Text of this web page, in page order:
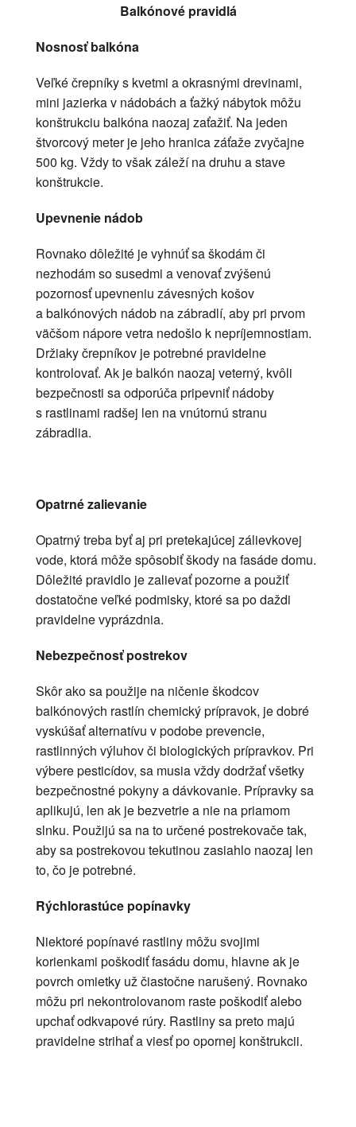
Balkónové pravidlá
Nosnosť balkóna
Veľké črepníky s kvetmi a okrasnými drevinami,
mini jazierka v nádobách a ťažký nábytok môžu
konštrukciu balkóna naozaj zaťažiť. Na jeden
štvorcový meter je jeho hranica záťaže zvyčajne
500 kg. Vždy to však záleží na druhu a stave
konštrukcie.
Upevnenie nádob
Rovnako dôležité je vyhnúť sa škodám či
nezhodám so susedmi a venovať zvýšenú
pozornosť upevneniu závesných košov
a balkónových nádob na zábradlí, aby pri prvom
väčšom nápore vetra nedošlo k nepríjemnostiam.
Držiaky črepníkov je potrebné pravidelne
kontrolovať. Ak je balkón naozaj veterný, kvôli
bezpečnosti sa odporúča pripevniť nádoby
s rastlinami radšej len na vnútornú stranu
zábradlia.
Opatrné zalievanie
Opatrný treba byť aj pri pretekajúcej zálievkovej
vode, ktorá môže spôsobiť škody na fasáde domu.
Dôležité pravidlo je zalievať pozorne a použiť
dostatočne veľké podmisky, ktoré sa po daždi
pravidelne vyprázdnia.
Nebezpečnosť postrekov
Skôr ako sa použije na ničenie škodcov
balkónových rastlín chemický prípravok, je dobré
vyskúšať alternatívu v podobe prevencie,
rastlinných výluhov či biologických prípravkov. Pri
výbere pesticídov, sa musia vždy dodržať všetky
bezpečnostné pokyny a dávkovanie. Prípravky sa
aplikujú, len ak je bezvetrie a nie na priamom
slnku. Použijú sa na to určené postrekovače tak,
aby sa postrekovou tekutinou zasiahlo naozaj len
to, čo je potrebné.
Rýchlorastúce popínavky
Niektoré popínavé rastliny môžu svojimi
korienkami poškodiť fasádu domu, hlavne ak je
povrch omietky už čiastočne narušený. Rovnako
môžu pri nekontrolovanom raste poškodiť alebo
upchať odkvapové rúry. Rastliny sa preto majú
pravidelne strihať a viesť po opornej konštrukcii.